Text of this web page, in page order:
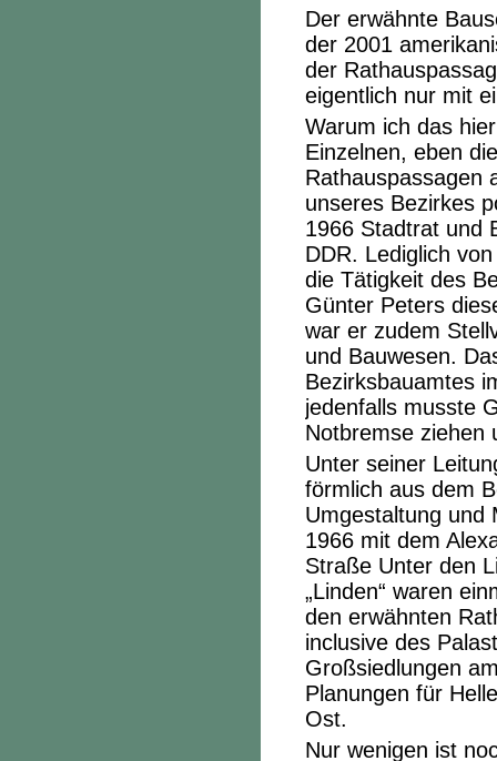
Der erwähnte
der 2001
der
eigentlich nur mit
Warum ich das
Einzelnen, eben
Rathauspassagen
unseres Bezirkes
1966 Stadtrat und
DDR. Lediglich
die Tätigkeit des
Günter Peters
war er zudem
und Bauwesen.
Bezirksbauamtes
jedenfalls musste
Notbremse ziehen
Unter seiner
förmlich aus dem
Umgestaltung und
1966 mit dem
Straße Unter den
„Linden“ waren
den erwähnten
inclusive des
Großsiedlungen
Planungen für
Ost.
Nur wenigen ist